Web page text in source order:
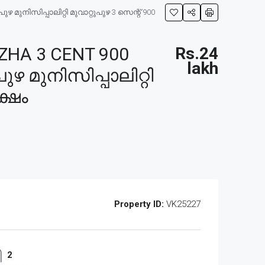
മുനിസിപ്പാലിറ്റി മുവാറ്റുപുഴ 3 സെന്റ് 900
3 CENT 900
മുനിസിപ്പാലിറ്റി
Rs.24
lakh
Property ID: VK25227
2